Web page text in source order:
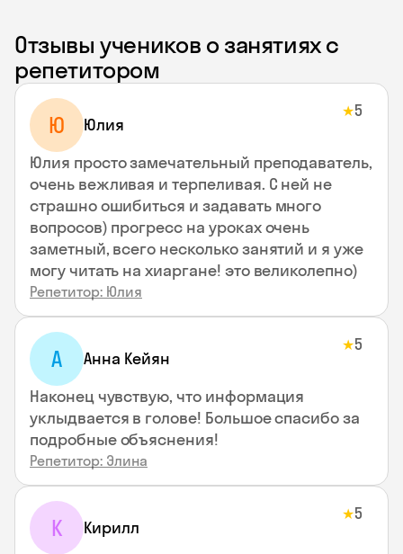
Отзывы учеников о занятиях с
репетитором
Ю Юлия
★5
Юлия просто замечательный преподаватель,
очень вежливая и терпеливая. С ней не
страшно ошибиться и задавать много
вопросов) прогресс на уроках очень
заметный, всего несколько занятий и я уже
могу читать на хиаргане! это великолепно)
Репетитор: Юлия
А Анна Кейян
★5
Наконец чувствую, что информация
уклыдвается в голове! Большое спасибо за
подробные объяснения!
Репетитор: Элина
К Кирилл
★5